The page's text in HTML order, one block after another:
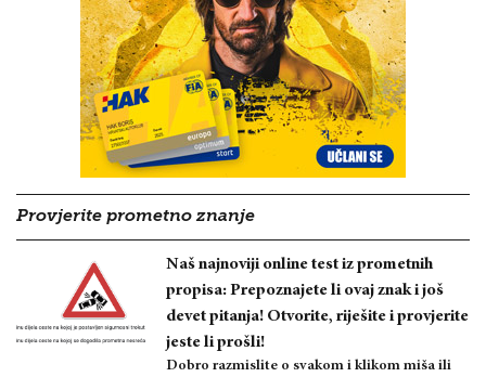
Provjerite prometno znanje
Naš najnoviji online test iz prometnih
propisa: Prepoznajete li ovaj znak i još
devet pitanja! Otvorite, riješite i provjerite
jeste li prošli!
Dobro razmislite o svakom i klikom miša ili